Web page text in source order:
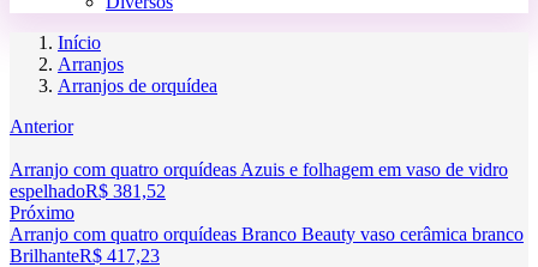
Início
Arranjos
Arranjos de orquídea
Anterior
Arranjo com quatro orquídeas Azuis e folhagem em vaso de vidro
espelhadoR$ 381,52
Próximo
Arranjo com quatro orquídeas Branco Beauty vaso cerâmica branco
BrilhanteR$ 417,23